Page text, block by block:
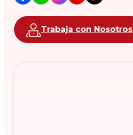
Trabaja con Nosotros